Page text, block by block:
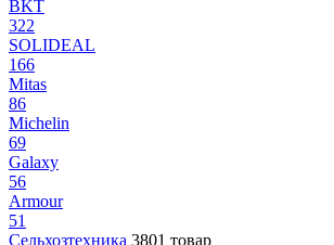
BKT
322
SOLIDEAL
166
Mitas
86
Michelin
69
Galaxy
56
Armour
51
Сельхозтехника 3801 товар